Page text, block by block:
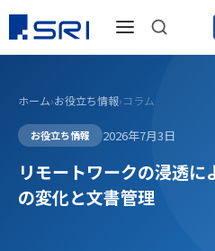
ホーム›お役立ち情報›コラム
お役立ち情報 2026年7月3日
リモートワークの浸透
の変化と文書管理